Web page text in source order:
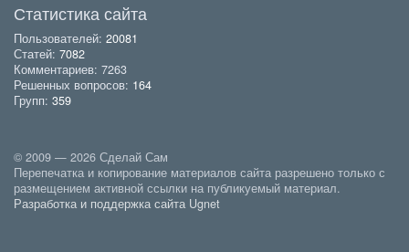
Статистика сайта
Пользователей: 20081
Статей: 7082
Комментариев: 7263
Решенных вопросов: 164
Групп: 359
© 2009 — 2026 Сделай Сам
Перепечатка и копирование материалов сайта разрешено только с
размещением активной ссылки на публикуемый материал.
Разработка и поддержка сайта Ugnet